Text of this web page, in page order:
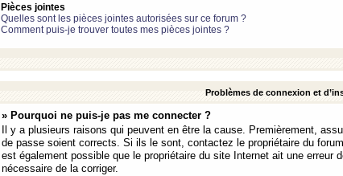
Pièces jointes
Quelles sont les pièces jointes autorisées sur ce forum ?
Comment puis-je trouver toutes mes pièces jointes ?
Problèmes de connexion et
» Pourquoi ne puis-je pas me connecter ?
Il y a plusieurs raisons qui peuvent en être la cause. Premièrement,
de passe soient corrects. Si ils le sont, contactez le propriétaire du
est également possible que le propriétaire du site Internet ait une erreur
nécessaire de la corriger.